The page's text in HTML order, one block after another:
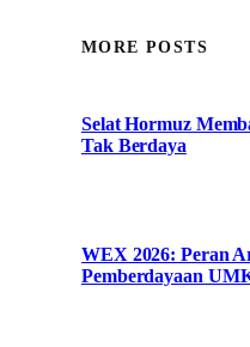
MORE POSTS
Selat Hormuz
Tak Berdaya
WEX 2026: Peran
Pemberdayaan